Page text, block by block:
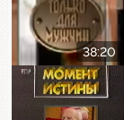
38:20